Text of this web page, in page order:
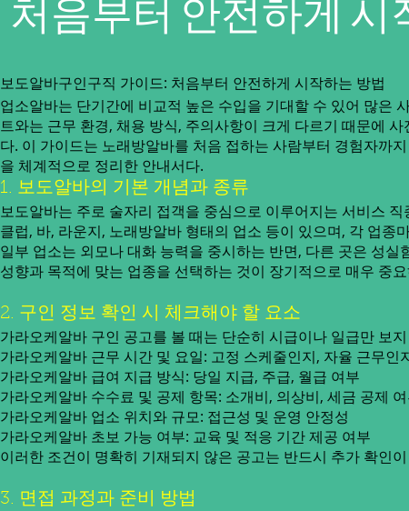
처음부터 안전하게 시
보도알바구인구직 가이드: 처음부터 안전하게 시작하는 방법
업소알바는 단기간에 비교적 높은 수입을 기대할 수 있어 많은
트와는 근무 환경, 채용 방식, 주의사항이 크게 다르기 때문에
다. 이 가이드는 노래방알바를 처음 접하는 사람부터 경험자까
을 체계적으로 정리한 안내서다.
1. 보도알바의 기본 개념과 종류
보도알바는 주로 술자리 접객을 중심으로 이루어지는 서비스
클럽, 바, 라운지, 노래방알바 형태의 업소 등이 있으며, 각 업종
일부 업소는 외모나 대화 능력을 중시하는 반면, 다른 곳은 성
성향과 목적에 맞는 업종을 선택하는 것이 장기적으로 매우 중
2. 구인 정보 확인 시 체크해야 할 요소
가라오케알바 구인 공고를 볼 때는 단순히 시급이나 일급만 보
가라오케알바 근무 시간 및 요일: 고정 스케줄인지, 자율 근무인
가라오케알바 급여 지급 방식: 당일 지급, 주급, 월급 여부
가라오케알바 수수료 및 공제 항목: 소개비, 의상비, 세금 공제
가라오케알바 업소 위치와 규모: 접근성 및 운영 안정성
가라오케알바 초보 가능 여부: 교육 및 적응 기간 제공 여부
이러한 조건이 명확히 기재되지 않은 공고는 반드시 추가 확인
3. 면접 과정과 준비 방법